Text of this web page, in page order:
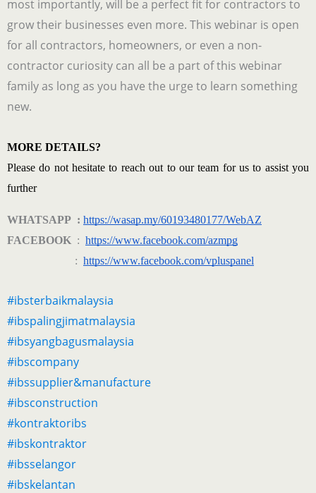
most importantly, will be a perfect fit for contractors to
grow their businesses even more. This webinar is open
for all contractors, homeowners, or even a non-
contractor curiosity can all be a part of this webinar
family as long as you have the urge to learn something
new.
MORE DETAILS?
Please do not hesitate to reach out to our team for us to assist you
further
WHATSAPP : https://wasap.my/60193480177/WebAZ
FACEBOOK : https://www.facebook.com/azmpg
: https://www.facebook.com/vpluspanel
#ibsterbaikmalaysia
#ibspalingjimatmalaysia
#ibsyangbagusmalaysia
#ibscompany
#ibssupplier&manufacture
#ibsconstruction
#kontraktoribs
#ibskontraktor
#ibsselangor
#ibskelantan